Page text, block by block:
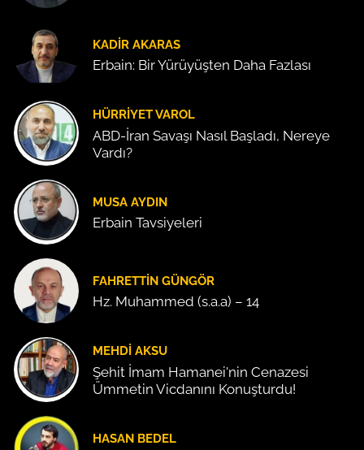
KADIR AKARAS
Erbain: Bir Yürüyüşten Daha Fazlası
HÜRRIYET VAROL
ABD-İran Savaşı Nasıl Başladı, Nereye
Vardı?
MUSA AYDIN
Erbain Tavsiyeleri
FAHRETTIN GÜNGÖR
Hz. Muhammed (s.a.a) – 14
MEHDI AKSU
Şehit İmam Hamanei'nin Cenazesi
Ümmetin Vicdanını Konuşturdu!
HASAN BEDEL